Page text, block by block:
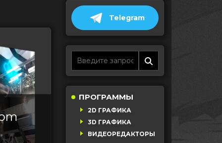
Telegram
ПРОГРАММЫ
2D ГРАФИКА
3D ГРАФИКА
ВИДЕОРЕДАКТОРЫ